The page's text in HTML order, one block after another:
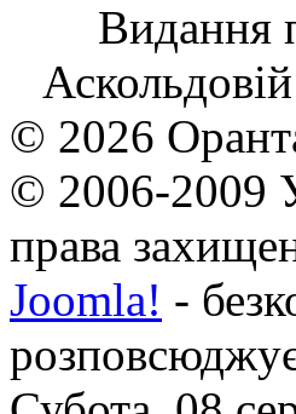
Видання
© 2026
© 2006-2009
права
Joomla! -